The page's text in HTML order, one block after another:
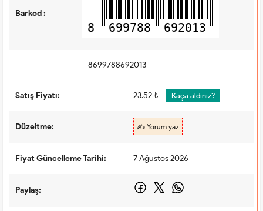
Barkod :
8 699788 692013
- 8699788692013
Satış Fiyatı: 23.52 ₺ Kaça aldınız?
Düzeltme: ✍️ Yorum yaz
Fiyat Güncelleme Tarihi: 7 Ağustos 2026
Paylaş: